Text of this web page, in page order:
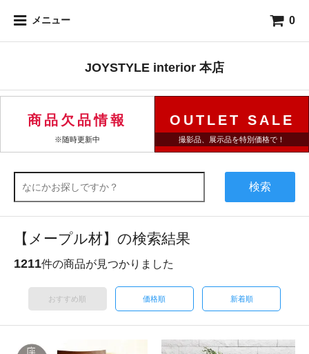
メニュー 0
JOYSTYLE interior 本店
商品欠品情報
※随時更新中
OUTLET SALE
撮影品、展示品を特別価格で！
検索
【メープル材】の検索結果
1211件の商品が見つかりました
おすすめ順 価格順 新着順